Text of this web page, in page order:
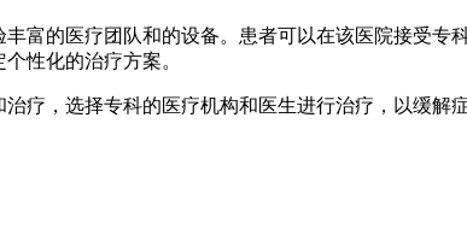
富的医疗团队和的设备。患者可以在该医院接受专
性化的治疗方案。
疗，选择专科的医疗机构和医生进行治疗，以缓